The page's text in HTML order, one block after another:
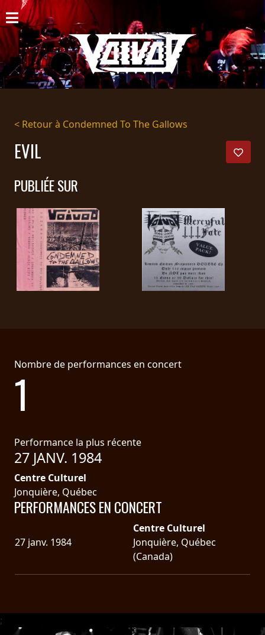
ACCUEIL
NOUVELLES
CONCERTS
DISCOGRAPHIE
GALERIE
BIO
PANIER
MAGASIN
DIFFUSION
PRESSE
D'UTILISATION
POLITIQUE
DE
CONFIDENTIALITÉ
RETOURS
CHOISIR
< Retour à Condemned To The Gallows
EVIL
PUBLIÉE SUR
Nombre de performances en concert
1
Performance la plus récente
27 JANV. 1984
Centre Culturel
Jonquière, Québec
PERFORMANCES EN CONCERT
27 janv. 1984
Centre Culturel
Jonquière, Québec
(Canada)
;